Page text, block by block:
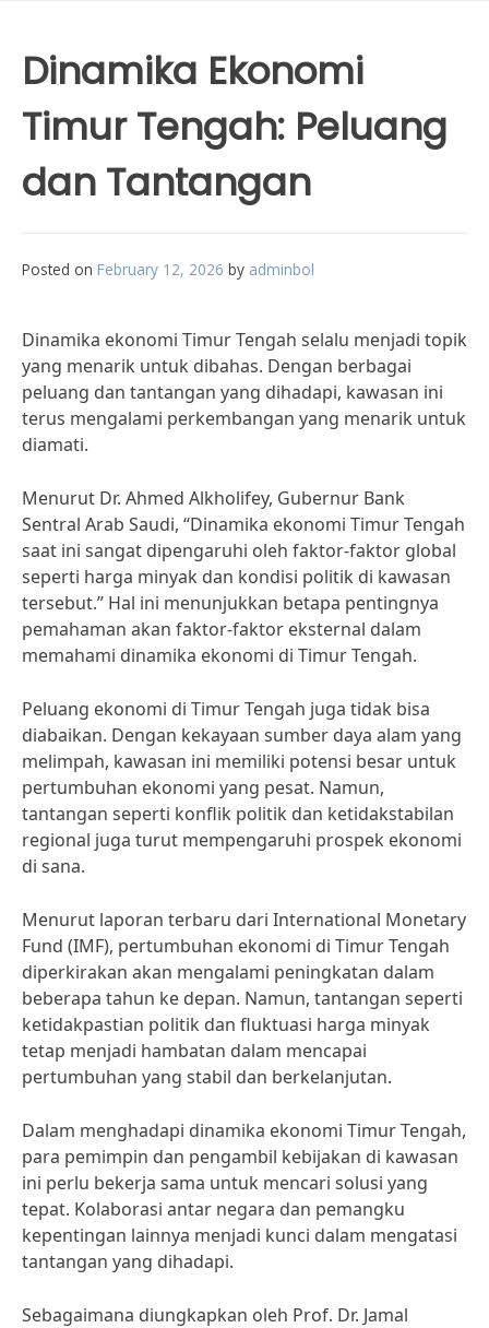
Dinamika Ekonomi
Timur Tengah: Peluang
dan Tantangan
Posted on February 12, 2026 by adminbol
Dinamika ekonomi Timur Tengah selalu menjadi topik
yang menarik untuk dibahas. Dengan berbagai
peluang dan tantangan yang dihadapi, kawasan ini
terus mengalami perkembangan yang menarik untuk
diamati.
Menurut Dr. Ahmed Alkholifey, Gubernur Bank
Sentral Arab Saudi, “Dinamika ekonomi Timur Tengah
saat ini sangat dipengaruhi oleh faktor-faktor global
seperti harga minyak dan kondisi politik di kawasan
tersebut.” Hal ini menunjukkan betapa pentingnya
pemahaman akan faktor-faktor eksternal dalam
memahami dinamika ekonomi di Timur Tengah.
Peluang ekonomi di Timur Tengah juga tidak bisa
diabaikan. Dengan kekayaan sumber daya alam yang
melimpah, kawasan ini memiliki potensi besar untuk
pertumbuhan ekonomi yang pesat. Namun,
tantangan seperti konflik politik dan ketidakstabilan
regional juga turut mempengaruhi prospek ekonomi
di sana.
Menurut laporan terbaru dari International Monetary
Fund (IMF), pertumbuhan ekonomi di Timur Tengah
diperkirakan akan mengalami peningkatan dalam
beberapa tahun ke depan. Namun, tantangan seperti
ketidakpastian politik dan fluktuasi harga minyak
tetap menjadi hambatan dalam mencapai
pertumbuhan yang stabil dan berkelanjutan.
Dalam menghadapi dinamika ekonomi Timur Tengah,
para pemimpin dan pengambil kebijakan di kawasan
ini perlu bekerja sama untuk mencari solusi yang
tepat. Kolaborasi antar negara dan pemangku
kepentingan lainnya menjadi kunci dalam mengatasi
tantangan yang dihadapi.
Sebagaimana diungkapkan oleh Prof. Dr. Jamal